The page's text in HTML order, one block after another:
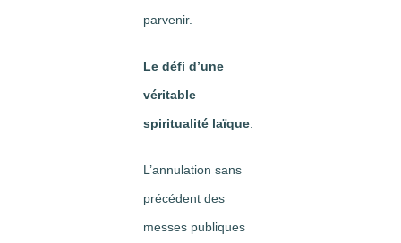
parvenir.
Le défi d’une
véritable
spiritualité laïque
L’annulation sans
précédent des
messes publiques